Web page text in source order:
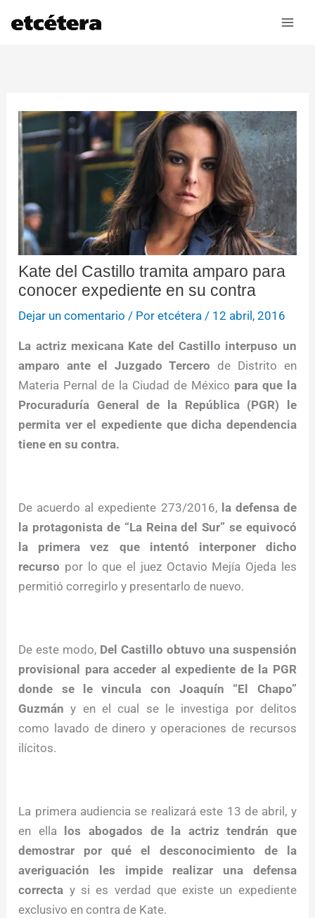
Kate del Castillo tramita amparo para
conocer expediente en su contra
Dejar un comentario / Poretcétera / 12 abril, 2016
La actriz mexicana Kate del Castillo interpuso un
amparo ante el Juzgado Tercero de Distrito en
Materia Pernal de la Ciudad de México para que la
Procuraduría General de la República (PGR) le
permita ver el expediente que dicha dependencia
tiene en su contra.
De acuerdo al expediente 273/2016, la defensa de
la protagonista de “La Reina del Sur” se equivocó
la primera vez que intentó interponer dicho
recurso por lo que el juez Octavio Mejía Ojeda les
permitió corregirlo y presentarlo de nuevo.
De este modo, Del Castillo obtuvo una suspensión
provisional para acceder al expediente de la PGR
donde se le vincula con Joaquín “El Chapo”
Guzmán y en el cual se le investiga por delitos
como lavado de dinero y operaciones de recursos
ilícitos.
La primera audiencia se realizará este 13 de abril, y
en ella
los abogados de la actriz tendrán que
demostrar por qué el desconocimiento de la
averiguación les impide realizar una defensa
correcta y si es verdad que existe un expediente
exclusivo en contra de Kate.